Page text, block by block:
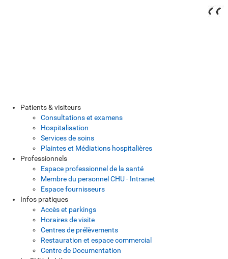
Patients & visiteurs
Consultations et examens
Hospitalisation
Services de soins
Plaintes et Médiations hospitalières
Professionnels
Espace professionnel de la santé
Membre du personnel CHU - Intranet
Espace fournisseurs
Infos pratiques
Accès et parkings
Horaires de visite
Centres de prélèvements
Restauration et espace commercial
Centre de Documentation